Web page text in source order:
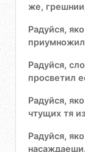
же,
Радуйся,
Радуйся,
просветил
Радуйся,
чтущих тя
Радуйся,
насаждаеши.